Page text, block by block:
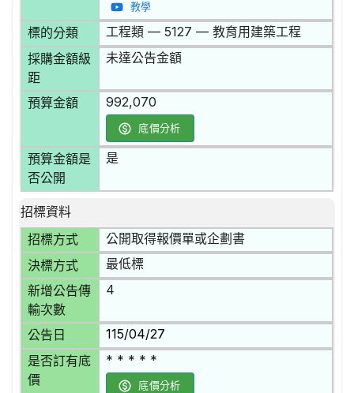
教學
標的分類 工程類 — 5127 — 教育用建築工程
採購金額級
距
未達公告金額
預算金額 992,070
底價分析
預算金額是
否公開
是
招標資料
招標方式
公開取得報價單或企劃書
決標方式 最低標
新增公告傳
輸次數
4
公告日 115/04/27
是否訂有底
價
* * * * *
底價分析